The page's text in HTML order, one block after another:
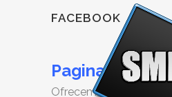
FACEBOOK
Pagina de
Ofrecemos un servicio